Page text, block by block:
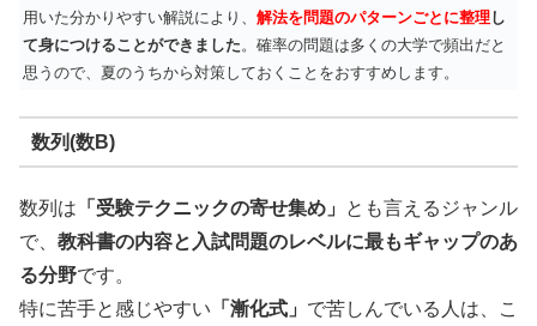
用いた分かりやすい解説により、 解法を問題のパターンごとに整理し
て身につけることができました 。確率の問題は多くの大学で頻出だと
思うので、夏のうちから対策しておくことをおすすめします。
数列(数B)
数列は 「受験テクニックの寄せ集め」
とも言えるジャンル
で、 教科書の内容と入試問題のレベルに最もギャップのあ
る分野です。
特に苦手と感じやすい 「漸化式」 で苦しんでいる人は、こ